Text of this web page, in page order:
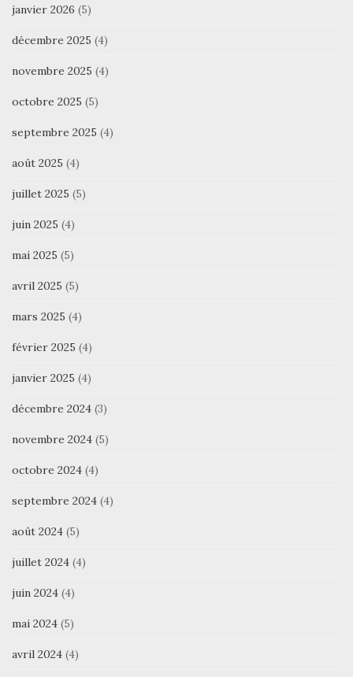
janvier 2026 (5)
décembre 2025 (4)
novembre 2025 (4)
octobre 2025 (5)
septembre 2025 (4)
août 2025 (4)
juillet 2025 (5)
juin 2025 (4)
mai 2025 (5)
avril 2025 (5)
mars 2025 (4)
février 2025 (4)
janvier 2025 (4)
décembre 2024 (3)
novembre 2024 (5)
octobre 2024 (4)
septembre 2024 (4)
août 2024 (5)
juillet 2024 (4)
juin 2024 (4)
mai 2024 (5)
avril 2024 (4)